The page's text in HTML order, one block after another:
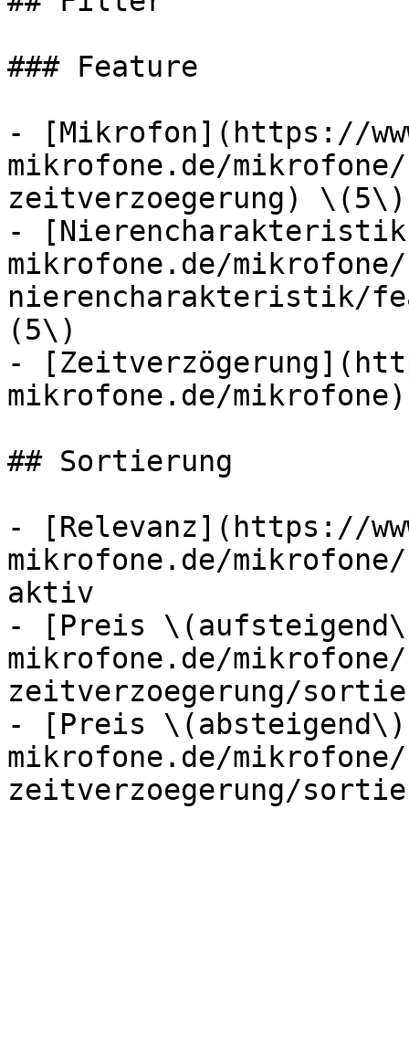
### Feature
- [Mikrofon](https://
mikrofone.de/
zeitverzoegerung) \(5\)
-
mikrofone.de/
nierencharakteristik/
(5\)
-
mikrofone.de/
## Sortierung
- [Relevanz](https://
mikrofone.de/
aktiv
- [Preis
mikrofone.de/
zeitverzoegerung/
- [Preis
mikrofone.de/